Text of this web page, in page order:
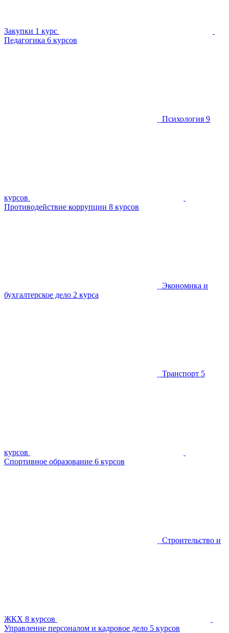
Закупки 1 курс
Педагогика 6 курсов
Психология 9
курсов
Противодействие коррупции 8 курсов
Экономика и
бухгалтерское дело 2 курса
Транспорт 5
курсов
Спортивное образование 6 курсов
Строительство и
ЖКХ 8 курсов
Управление персоналом и кадровое дело 5 курсов